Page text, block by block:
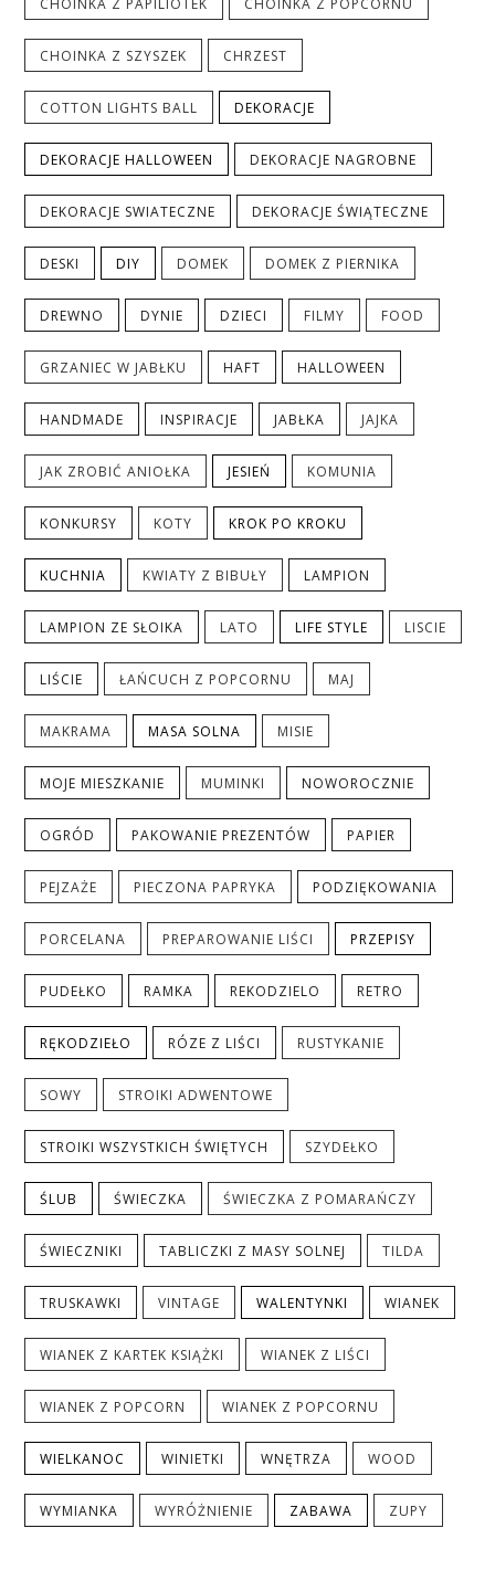
CHOINKA Z SZYSZEK CHRZEST
COTTON LIGHTS BALL DEKORACJE
DEKORACJE HALLOWEEN DEKORACJE NAGROBNE
DEKORACJE SWIATECZNE DEKORACJE ŚWIĄTECZNE
DESKI DIY DOMEK DOMEK Z PIERNIKA
DREWNO DYNIE DZIECI FILMY FOOD
GRZANIEC W JABŁKU HAFT HALLOWEEN
HANDMADE INSPIRACJE JABŁKA JAJKA
JAK ZROBIĆ ANIOŁKA JESIEŃ KOMUNIA
KONKURSY KOTY KROK PO KROKU
KUCHNIA KWIATY Z BIBUŁY LAMPION
LAMPION ZE SŁOIKA LATO LIFE STYLE LISCIE
LIŚCIE ŁAŃCUCH Z POPCORNU MAJ
MAKRAMA MASA SOLNA MISIE
MOJE MIESZKANIE MUMINKI NOWOROCZNIE
OGRÓD PAKOWANIE PREZENTÓW PAPIER
PEJZAŻE PIECZONA PAPRYKA PODZIĘKOWANIA
PORCELANA PREPAROWANIE LIŚCI PRZEPISY
PUDEŁKO RAMKA REKODZIELO RETRO
RĘKODZIEŁO RÓZE Z LIŚCI RUSTYKANIE
SOWY STROIKI ADWENTOWE
STROIKI WSZYSTKICH ŚWIĘTYCH SZYDEŁKO
ŚLUB ŚWIECZKA ŚWIECZKA Z POMARAŃCZY
ŚWIECZNIKI TABLICZKI Z MASY SOLNEJ TILDA
TRUSKAWKI VINTAGE WALENTYNKI WIANEK
WIANEK Z KARTEK KSIĄŻKI WIANEK Z LIŚCI
WIANEK Z POPCORN WIANEK Z POPCORNU
WIELKANOC WINIETKI WNĘTRZA WOOD
WYMIANKA WYRÓŻNIENIE ZABAWA ZUPY